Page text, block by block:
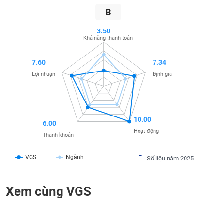
B
Số liệu năm 2025
VGS Ngành
3.50
Khả năng thanh toán
7.34
Định giá
10.00
Hoạt động
6.00
Thanh khoản
7.60
Lợi nhuận
Xem cùng VGS
DỊCH